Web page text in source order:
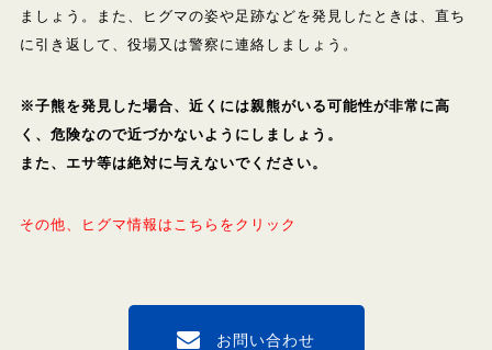
ましょう。
また、ヒグマの姿や足跡などを発見したときは、直ち
に引き返して、役場又は警察に連絡しましょう。
※子熊を発見した場合、近くには親熊がいる可能性が非常に高
く、危険なので近づかないようにしましょう。
また、エサ等は絶対に与えないでください。
その他、ヒグマ情報はこちらをクリック
お問い合わせ